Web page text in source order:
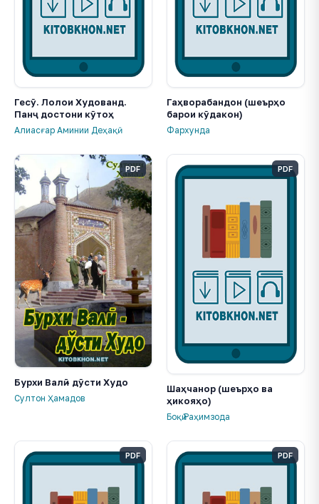
Гесӯ. Лолои Худованд.
Панҷ достони кӯтоҳ
Алиасғар Аминии Деҳақӣ
Гаҳворабандон (шеърҳо
барои кӯдакон)
Фархунда
PDF
Бурхи Валӣ - дӯсти Худо
Султон Ҳамадов
PDF
Шаҳчанор (шеърҳо ва
ҳикояҳо)
Боқӣ Раҳимзода
PDF PDF